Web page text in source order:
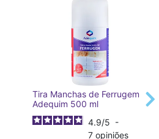
Tira Manchas de Ferrugem
Adequim 500 ml
4.9/5 -
7 opiniões